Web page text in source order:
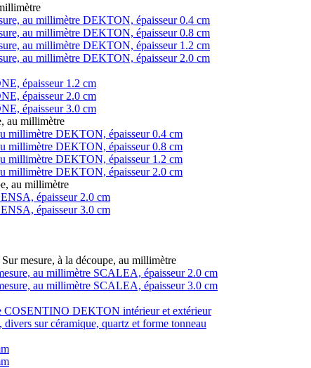
au millimètre DEKTON, épaisseur 0.4 cm
au millimètre DEKTON, épaisseur 0.8 cm
au millimètre DEKTON, épaisseur 1.2 cm
au millimètre DEKTON, épaisseur 2.0 cm
épaisseur 1.2 cm
épaisseur 2.0 cm
épaisseur 3.0 cm
au millimètre
millimètre DEKTON, épaisseur 0.4 cm
millimètre DEKTON, épaisseur 0.8 cm
millimètre DEKTON, épaisseur 1.2 cm
millimètre DEKTON, épaisseur 2.0 cm
au millimètre
épaisseur 2.0 cm
épaisseur 3.0 cm
mesure, à la découpe, au millimètre
au millimètre SCALEA, épaisseur 2.0 cm
au millimètre SCALEA, épaisseur 3.0 cm
COSENTINO DEKTON intérieur et extérieur
sur céramique, quartz et forme tonneau